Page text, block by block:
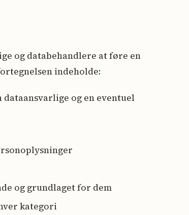
og databehandlere at føre en
indeholde:
og en eventuel
og grundlaget for dem
kategori